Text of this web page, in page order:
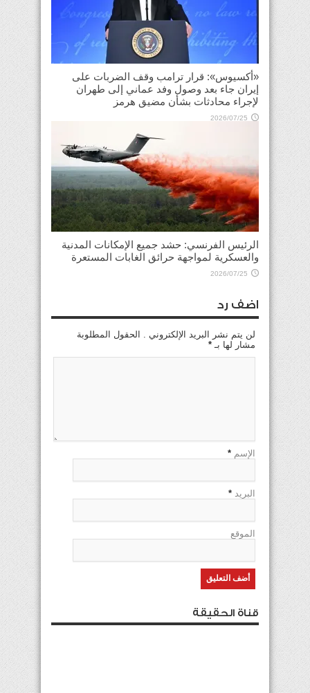
«أكسيوس»: قرار ترامب وقف الضربات على
إيران جاء بعد وصول وفد عماني إلى طهران
لإجراء محادثات بشأن مضيق هرمز
2026/07/25
الرئيس الفرنسي: حشد جميع الإمكانات المدنية
والعسكرية لمواجهة حرائق الغابات المستعرة
2026/07/25
اضف رد
لن يتم نشر البريد الإلكتروني . الحقول المطلوبة
مشار لها بـ *
الإسم *
البريد *
الموقع
قناة الحقيقة